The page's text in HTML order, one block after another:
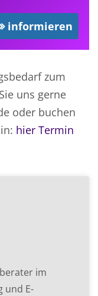
informieren
zum
uns gerne
oder buchen
hier Termin
im
und E-